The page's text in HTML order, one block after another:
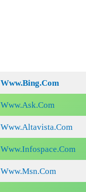
Www.Bing.Com
Www.Ask.Com
Www.Altavista.Com
Www.Infospace.Com
Www.Msn.Com